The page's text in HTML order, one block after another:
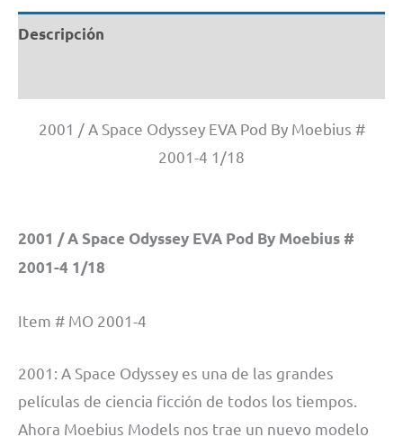
Descripción
2001 / A Space Odyssey EVA Pod By Moebius #
2001-4 1/18
2001 / A Space Odyssey EVA Pod By Moebius #
2001-4 1/18
Item # MO 2001-4
2001: A Space Odyssey es una de las grandes
películas de ciencia ficción de todos los tiempos.
Ahora Moebius Models nos trae un nuevo modelo